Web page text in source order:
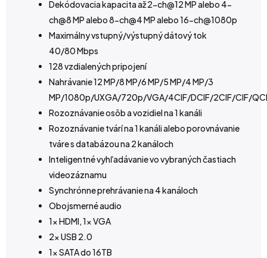
Dekódovacia kapacita až 2-ch@12 MP alebo 4-
ch@8 MP alebo 8-ch@4 MP alebo 16-ch@1080p
Maximálny vstupný/výstupný dátový tok
40/80 Mbps
128 vzdialených pripojení
Nahrávanie 12 MP/8 MP/6 MP/5 MP/4 MP/3
MP/1080p/UXGA/720p/VGA/4CIF/DCIF/2CIF/CIF/
Rozoznávanie osôb a vozidiel na 1 kanáli
Rozoznávanie tvárí na 1 kanáli alebo porovnávanie
tváre s databázou na 2 kanáloch
Inteligentné vyhľadávanie vo vybraných častiach
videozáznamu
Synchrónne prehrávanie na 4 kanáloch
Obojsmerné audio
1x HDMI, 1x VGA
2x USB 2.0
1x SATA do 16TB